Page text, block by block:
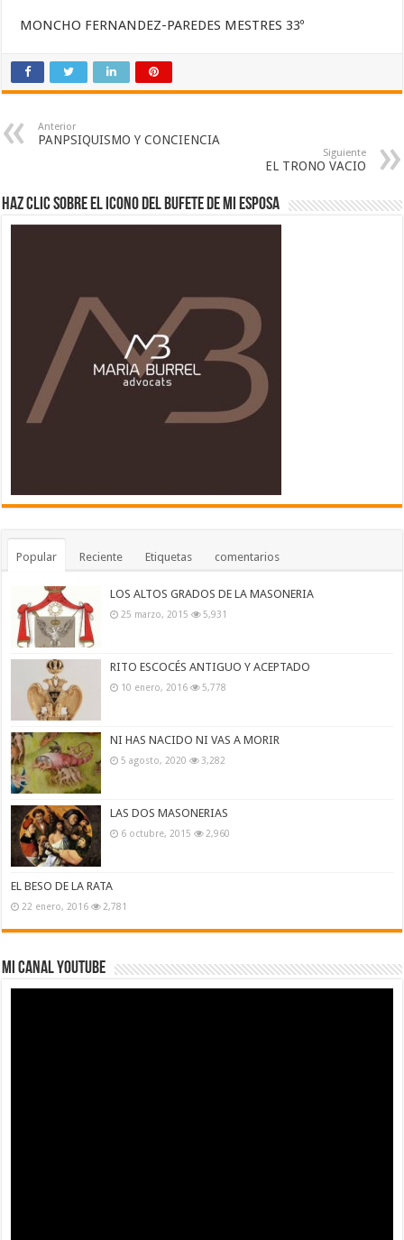
MONCHO FERNANDEZ-PAREDES MESTRES 33º
Anterior
PANPSIQUISMO Y CONCIENCIA
Siguiente
EL TRONO VACIO
Haz clic sobre el icono del Bufete de mi esposa
Popular Reciente Etiquetas comentarios
LOS ALTOS GRADOS DE LA MASONERIA
25 marzo, 2015 5,931
RITO ESCOCÉS ANTIGUO Y ACEPTADO
10 enero, 2016 5,778
NI HAS NACIDO NI VAS A MORIR
5 agosto, 2020 3,282
LAS DOS MASONERIAS
6 octubre, 2015 2,960
EL BESO DE LA RATA
22 enero, 2016 2,781
MI CANAL YOUTUBE